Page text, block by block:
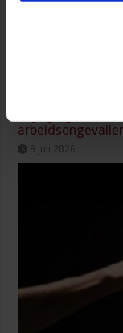
8 juli 2026